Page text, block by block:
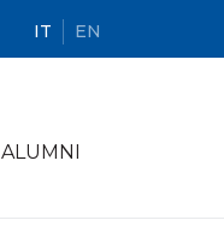
IT EN
ALUMNI